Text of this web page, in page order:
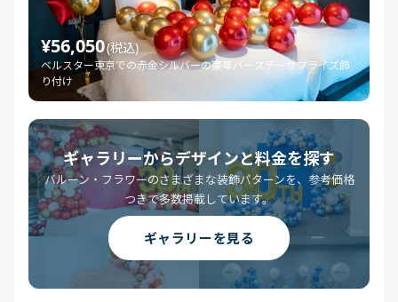
¥56,050(税込)
ベルスター東京での赤金シルバーの豪華バースデーサプライズ飾
り付け
ギャラリーからデザインと料金を探す
バルーン・フラワーのさまざまな装飾パターンを、参考価格
つきで多数掲載しています。
ギャラリーを見る